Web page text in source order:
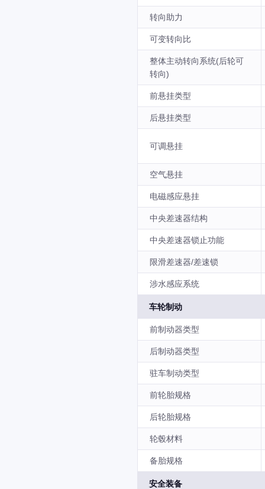
转向助力
可变转向比
整体主动转向系统(后轮可
转向)
前悬挂类型
后悬挂类型
可调悬挂
空气悬挂
电磁感应悬挂
中央差速器结构
中央差速器锁止功能
限滑差速器/差速锁
涉水感应系统
车轮制动
前制动器类型
后制动器类型
驻车制动类型
前轮胎规格
后轮胎规格
轮毂材料
备胎规格
安全装备